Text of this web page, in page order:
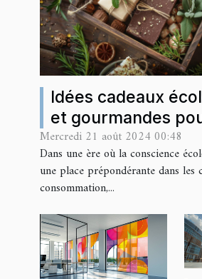
Idées cadeaux
et gourmandes
professionnels
Mercredi 21 août 2024 00:48
Dans une ère où la conscience
une place prépondérante dans les
consommation,...